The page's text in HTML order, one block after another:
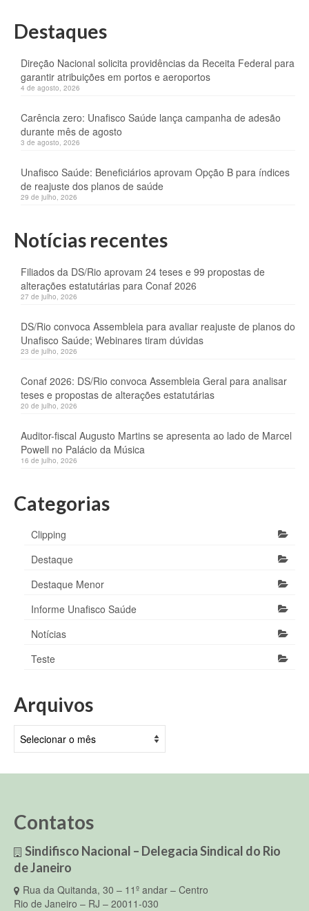
Destaques
Direção Nacional solicita providências da Receita Federal para
garantir atribuições em portos e aeroportos
4 de agosto, 2026
Carência zero: Unafisco Saúde lança campanha de adesão
durante mês de agosto
3 de agosto, 2026
Unafisco Saúde: Beneficiários aprovam Opção B para índices
de reajuste dos planos de saúde
29 de julho, 2026
Notícias recentes
Filiados da DS/Rio aprovam 24 teses e 99 propostas de
alterações estatutárias para Conaf 2026
27 de julho, 2026
DS/Rio convoca Assembleia para avaliar reajuste de planos do
Unafisco Saúde; Webinares tiram dúvidas
23 de julho, 2026
Conaf 2026: DS/Rio convoca Assembleia Geral para analisar
teses e propostas de alterações estatutárias
20 de julho, 2026
Auditor-fiscal Augusto Martins se apresenta ao lado de Marcel
Powell no Palácio da Música
16 de julho, 2026
Categorias
Clipping
Destaque
Destaque Menor
Informe Unafisco Saúde
Notícias
Teste
Arquivos
Contatos
Sindifisco Nacional – Delegacia Sindical do Rio
de Janeiro
Rua da Quitanda, 30 – 11º andar – Centro
Rio de Janeiro – RJ – 20011-030